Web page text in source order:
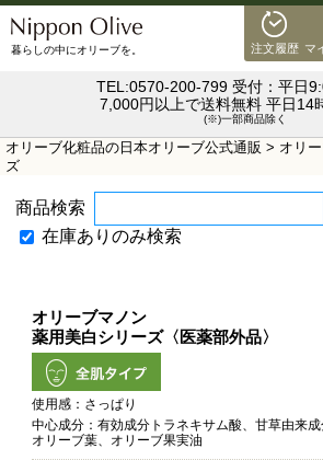
注文履歴 マ
暮らしの中にオリーブを。
TEL:0570-200-799 受付：平日
7,000円以上で送料無料 平日14
(※)一部商品除く
オリーブ化粧品の日本オリーブ公式通販 > オリ
ズ
商品検索
在庫ありのみ検索
オリーブマノン
薬用美白シリーズ〈医薬部外品〉
使用感：さっぱり
中心成分：有効成分トラネキサム酸、甘草由来
オリーブ葉、オリーブ果実油